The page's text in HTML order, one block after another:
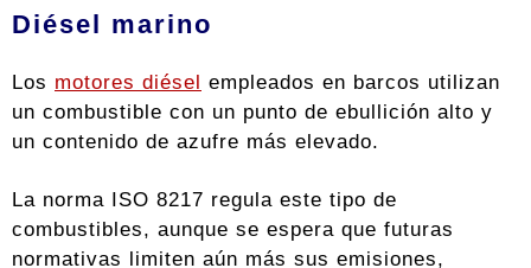
Diésel marino
Los motores diésel empleados en barcos utilizan
un combustible con un punto de ebullición alto y
un contenido de azufre más elevado.
La norma ISO 8217 regula este tipo de
combustibles, aunque se espera que futuras
normativas limiten aún más sus emisiones,